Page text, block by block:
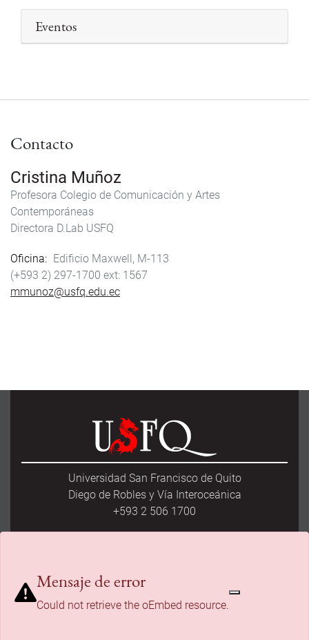
Mensaje de error
Could not retrieve the oEmbed resource.
Eventos
Contacto
Cristina Muñoz
Profesora Colegio de Comunicación y Artes
Contemporáneas
Directora D.Lab USFQ
Oficina
Edificio Maxwell, M-113
(+593 2) 297-1700
1567
mmunoz@usfq.edu.ec
Universidad San Francisco de Quito
Diego de Robles y Vía Interoceánica
+593 2 506 1700
Síguenos en nuestras redes sociales